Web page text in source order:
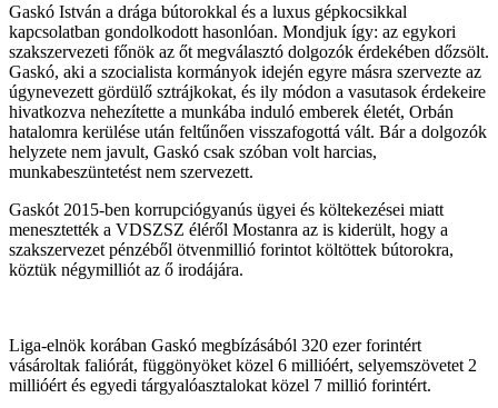
Gaskó István a drága bútorokkal és a luxus gépkocsikkal
kapcsolatban gondolkodott hasonlóan. Mondjuk így: az egykori
szakszervezeti főnök az őt megválasztó dolgozók érdekében dőzsölt.
Gaskó, aki a szocialista kormányok idején egyre másra szervezte az
úgynevezett gördülő sztrájkokat, és ily módon a vasutasok érdekeire
hivatkozva nehezítette a munkába induló emberek életét, Orbán
hatalomra kerülése után feltűnően visszafogottá vált. Bár a dolgozók
helyzete nem javult, Gaskó csak szóban volt harcias,
munkabeszüntetést nem szervezett.
Gaskót 2015-ben korrupciógyanús ügyei és költekezései miatt
menesztették a VDSZSZ éléről Mostanra az is kiderült, hogy a
szakszervezet pénzéből ötvenmillió forintot költöttek bútorokra,
köztük négymilliót az ő irodájára.
Liga-elnök korában Gaskó megbízásából 320 ezer forintért
vásároltak faliórát, függönyöket közel 6 millióért, selyemszövetet 2
millióért és egyedi tárgyalóasztalokat közel 7 millió forintért.